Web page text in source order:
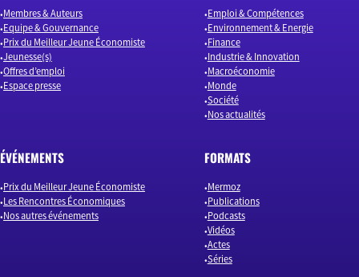
Membres & Auteurs
Equipe & Gouvernance
Prix du Meilleur Jeune Économiste
Jeunesse(s)
Offres d’emploi
Espace presse
Emploi & Compétences
Environnement & Energie
Finance
Industrie & Innovation
Macroéconomie
Monde
Société
Nos actualités
ÉVÉNEMENTS
Prix du Meilleur Jeune Économiste
Les Rencontres Économiques
Nos autres événements
FORMATS
Mermoz
Publications
Podcasts
Vidéos
Actes
Séries